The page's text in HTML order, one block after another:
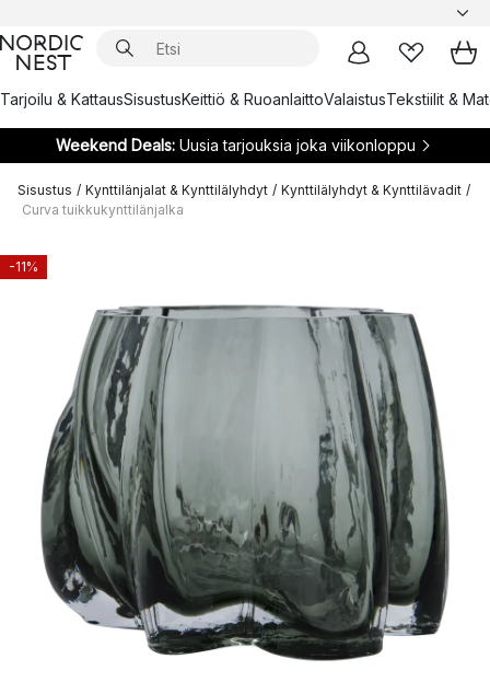
Tarjoilu & KattausSisustusKeittiö & RuoanlaittoValaistusTekstiilit &
Weekend Deals:Uusia tarjouksia joka viikonloppu
Sisustus / Kynttilänjalat & Kynttilälyhdyt / Kynttilälyhdyt & Kynttilävadit /
Curva tuikkukynttilänjalka
-11%